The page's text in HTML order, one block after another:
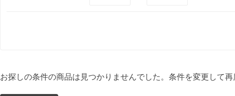
お探しの条件の商品は見つかりませんでした。条件を変更して再